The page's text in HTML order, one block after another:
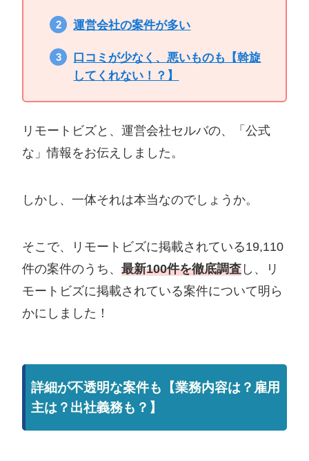
運営会社の案件が多い
口コミが少なく、悪いものも【斡旋
してくれない！？】
リモートビズと、運営会社セルバの、「公式
な」情報をお伝えしました。
しかし、一体それは本当なのでしょうか。
そこで、リモートビズに掲載されている19,110
件の案件のうち、最新100件を徹底調査 し、リ
モートビズに掲載されている案件について明ら
かにしました！
詳細が不透明な案件も【業務内容は？雇用
主は？出社義務も？】